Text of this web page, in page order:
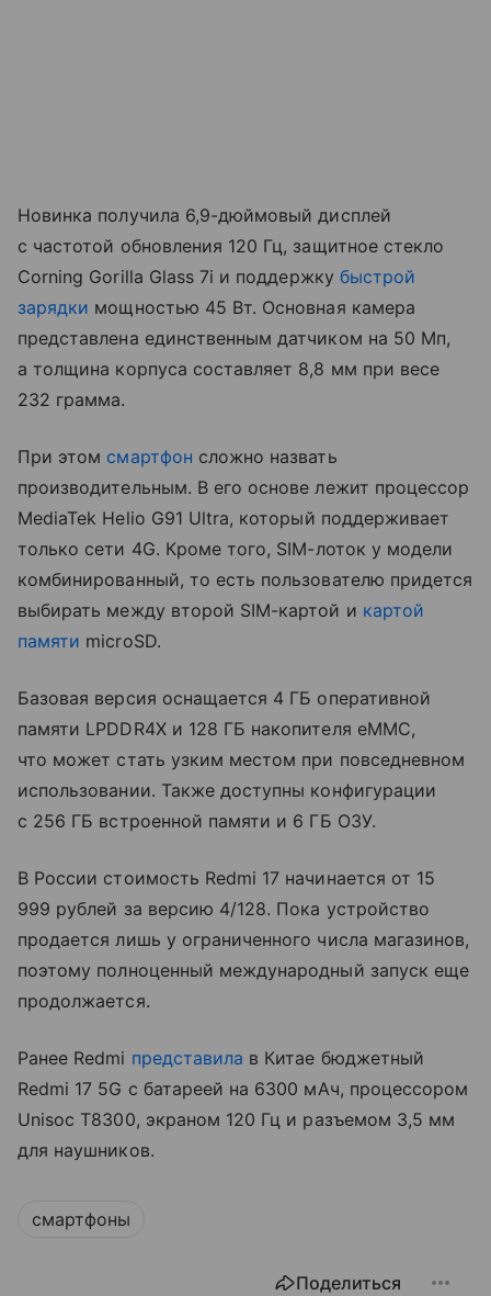
Новинка получила 6,9-дюймовый дисплей
с частотой обновления 120 Гц, защитное стекло
Corning Gorilla Glass 7i и поддержку быстрой
зарядки мощностью 45 Вт. Основная камера
представлена единственным датчиком на 50 Мп,
а толщина корпуса составляет 8,8 мм при весе
232 грамма.
При этом смартфон сложно назвать
производительным. В его основе лежит процессор
MediaTek Helio G91 Ultra, который поддерживает
только сети 4G. Кроме того, SIM-лоток у модели
комбинированный, то есть пользователю придется
выбирать между второй SIM-картой и картой
памяти microSD.
Базовая версия оснащается 4 ГБ оперативной
памяти LPDDR4X и 128 ГБ накопителя eMMC,
что может стать узким местом при повседневном
использовании. Также доступны конфигурации
с 256 ГБ встроенной памяти и 6 ГБ ОЗУ.
В России стоимость Redmi 17 начинается от 15
999 рублей за версию 4/128. Пока устройство
продается лишь у ограниченного числа магазинов,
поэтому полноценный международный запуск еще
продолжается.
Ранее Redmi представила в Китае бюджетный
Redmi 17 5G с батареей на 6300 мАч, процессором
Unisoc T8300, экраном 120 Гц и разъемом 3,5 мм
для наушников.
смартфоны
Поделиться